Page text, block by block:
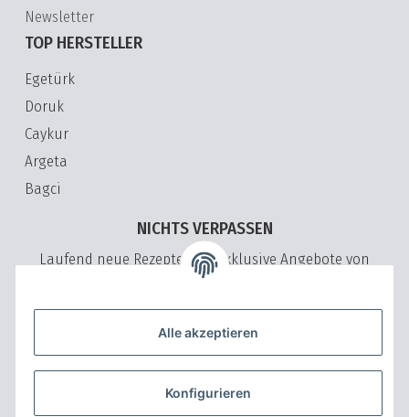
Alle akzeptieren
Konfigurieren
Newsletter
TOP HERSTELLER
Egetürk
Doruk
Caykur
Argeta
Bagci
NICHTS VERPASSEN
Laufend neue Rezepte und exklusive Angebote von
VeryVita
Produktsortiment per E-Mail zu.